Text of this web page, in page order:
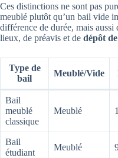
Ces distinctions ne sont pas
meublé plutôt qu’un bail vide
différence de durée, mais aussi
lieux, de préavis et de dépôt
Type de
bail
Meublé/Vide
Bail
meublé
classique
Meublé
Bail
étudiant
Meublé